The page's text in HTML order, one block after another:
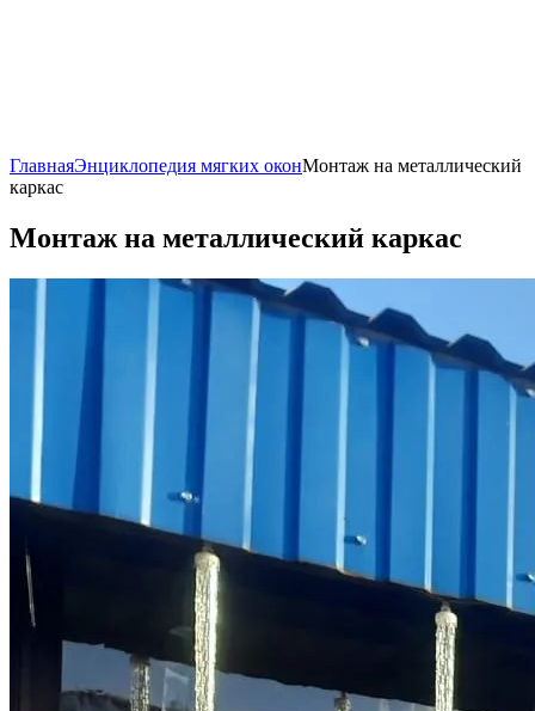
ГлавнаяЭнциклопедия мягких оконМонтаж на металлический
каркас
Монтаж на металлический каркас